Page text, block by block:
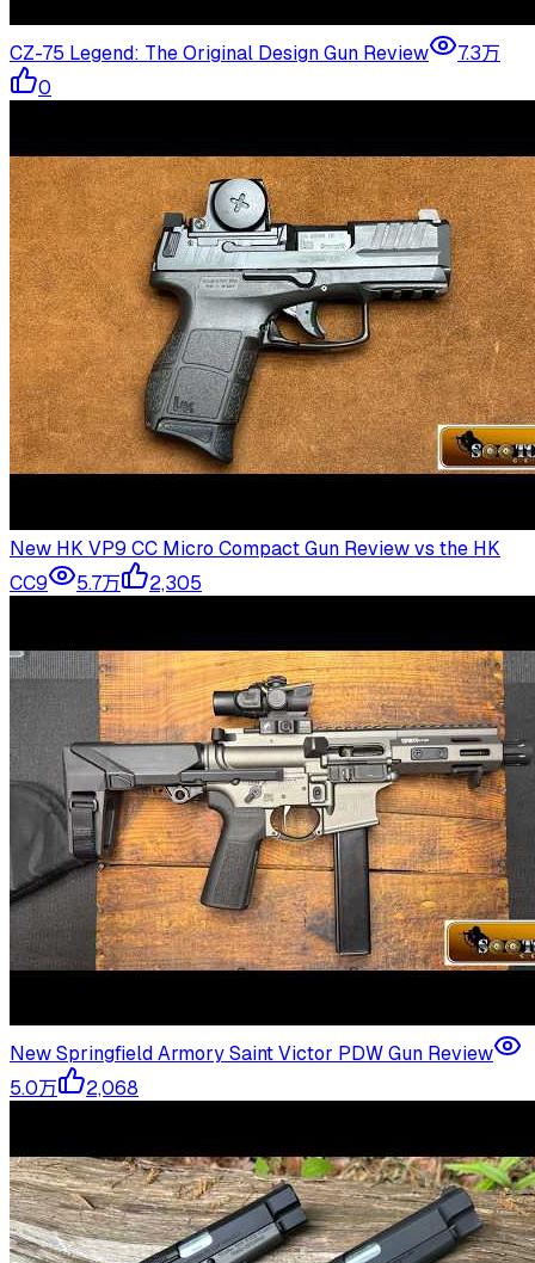
CZ-75 Legend: The Original Design Gun Review
7.3万
0
New HK VP9 CC Micro Compact Gun Review vs the HK
CC9
5.7万 2,305
New Springfield Armory Saint Victor PDW Gun Review
5.0万
2,068